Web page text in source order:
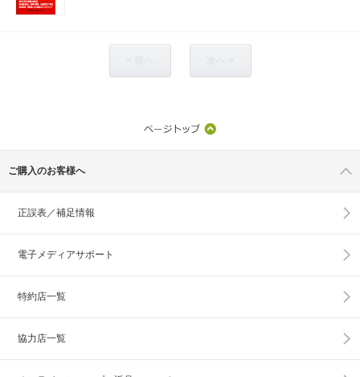
ご購入のお客様へ
正誤表／補足情報
電子メディアサポート
特約店一覧
協力店一覧